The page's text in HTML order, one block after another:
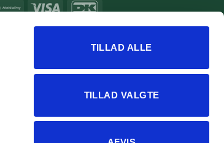
TILLAD ALLE
TILLAD VALGTE
MobilePay Visa
MasterCardApple
Google